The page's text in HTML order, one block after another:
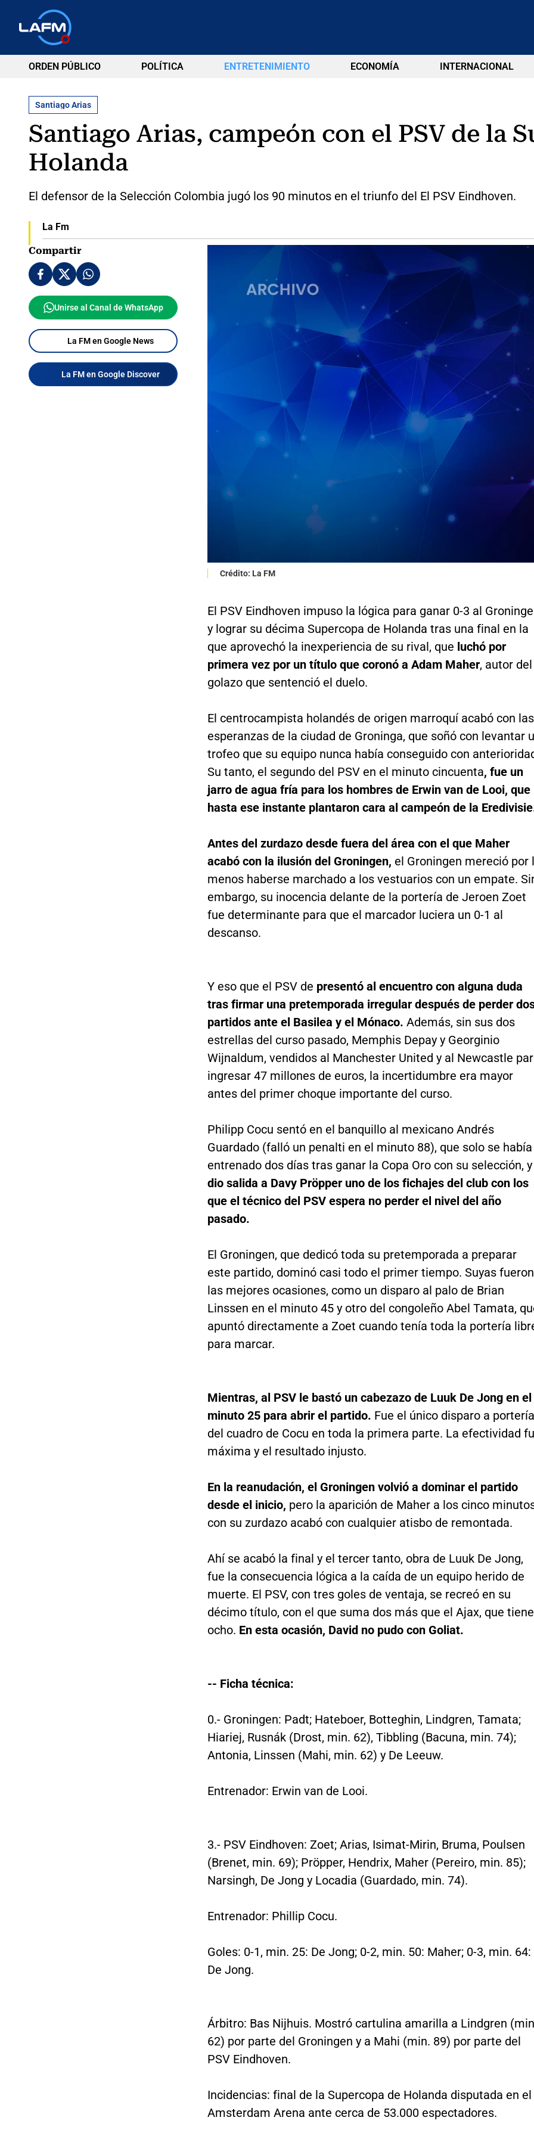
ORDEN PÚBLICO POLÍTICA ENTRETENIMIENTO ECONOMÍA INTERNACIONAL
Santiago Arias
Santiago Arias, campeón con el PSV de la
Holanda
El defensor de la Selección Colombia jugó los 90 minutos en el triunfo del El PSV Eindhoven.
La Fm
Compartir
Unirse al Canal de WhatsApp
La FM en Google News
La FM en Google Discover
Crédito: La FM
El PSV Eindhoven impuso la lógica para ganar 0-3 al
y lograr su décima Supercopa de Holanda tras una final en la
que aprovechó la inexperiencia de su rival, que luchó por
primera vez por un título que coronó a Adam Maher, autor del
golazo que sentenció el duelo.
El centrocampista holandés de origen marroquí acabó con las
esperanzas de la ciudad de Groninga, que soñó con levantar
trofeo que su equipo nunca había conseguido con
Su tanto, el segundo del PSV en el minuto cincuenta, fue un
jarro de agua fría para los hombres de Erwin van de Looi, que
hasta ese instante plantaron cara al campeón de la
Antes del zurdazo desde fuera del área con el que Maher
acabó con la ilusión del Groningen, el Groningen mereció por
menos haberse marchado a los vestuarios con un empate.
embargo, su inocencia delante de la portería de Jeroen Zoet
fue determinante para que el marcador luciera un 0-1 al
descanso.
Y eso que el PSV de presentó al encuentro con alguna duda
tras firmar una pretemporada irregular después de perder
partidos ante el Basilea y el Mónaco. Además, sin sus dos
estrellas del curso pasado, Memphis Depay y Georginio
Wijnaldum, vendidos al Manchester United y al Newcastle
ingresar 47 millones de euros, la incertidumbre era mayor
antes del primer choque importante del curso.
Philipp Cocu sentó en el banquillo al mexicano Andrés
Guardado (falló un penalti en el minuto 88), que solo se había
entrenado dos días tras ganar la Copa Oro con su selección, y
dio salida a Davy Pröpper uno de los fichajes del club con los
que el técnico del PSV espera no perder el nivel del año
pasado.
El Groningen, que dedicó toda su pretemporada a preparar
este partido, dominó casi todo el primer tiempo. Suyas fueron
las mejores ocasiones, como un disparo al palo de Brian
Linssen en el minuto 45 y otro del congoleño Abel Tamata,
apuntó directamente a Zoet cuando tenía toda la portería
para marcar.
Mientras, al PSV le bastó un cabezazo de Luuk De Jong en el
minuto 25 para abrir el partido. Fue el único disparo a portería
del cuadro de Cocu en toda la primera parte. La efectividad
máxima y el resultado injusto.
En la reanudación, el Groningen volvió a dominar el partido
desde el inicio, pero la aparición de Maher a los cinco
con su zurdazo acabó con cualquier atisbo de remontada.
Ahí se acabó la final y el tercer tanto, obra de Luuk De Jong,
fue la consecuencia lógica a la caída de un equipo herido de
muerte. El PSV, con tres goles de ventaja, se recreó en su
décimo título, con el que suma dos más que el Ajax, que tiene
ocho. En esta ocasión, David no pudo con Goliat.
-- Ficha técnica:
0.- Groningen: Padt; Hateboer, Botteghin, Lindgren, Tamata;
Hiariej, Rusnák (Drost, min. 62), Tibbling (Bacuna, min. 74);
Antonia, Linssen (Mahi, min. 62) y De Leeuw.
Entrenador: Erwin van de Looi.
3.- PSV Eindhoven: Zoet; Arias, Isimat-Mirin, Bruma, Poulsen
(Brenet, min. 69); Pröpper, Hendrix, Maher (Pereiro, min. 85);
Narsingh, De Jong y Locadia (Guardado, min. 74).
Entrenador: Phillip Cocu.
Goles: 0-1, min. 25: De Jong; 0-2, min. 50: Maher; 0-3, min. 64:
De Jong.
Árbitro: Bas Nijhuis. Mostró cartulina amarilla a Lindgren
62) por parte del Groningen y a Mahi (min. 89) por parte del
PSV Eindhoven.
Incidencias: final de la Supercopa de Holanda disputada en el
Amsterdam Arena ante cerca de 53.000 espectadores.